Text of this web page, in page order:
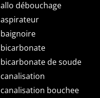
allo débouchage
aspirateur
baignoire
bicarbonate
bicarbonate de soude
canalisation
canalisation bouchee